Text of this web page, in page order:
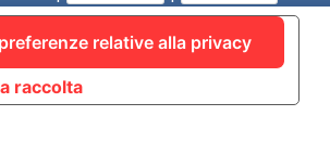
raccolta
relative alla privacy